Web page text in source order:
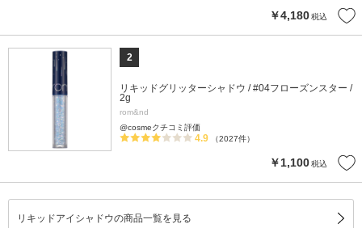
￥4,180税込
2
リキッドグリッターシャドウ / #04フローズンスター /
2g
rom&nd
@cosmeクチコミ評価
4.9 （2027件）
￥1,100税込
リキッドアイシャドウの商品一覧を見る